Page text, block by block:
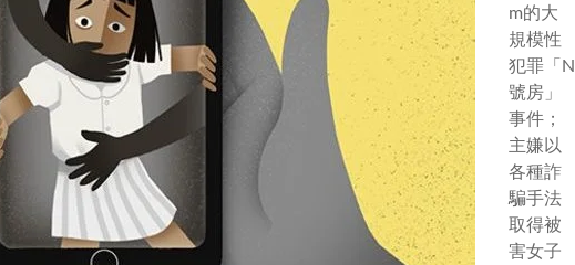
m的大
規模性
犯罪「N
號房」
事件；
主嫌以
各種詐
騙手法
取得被
害女子